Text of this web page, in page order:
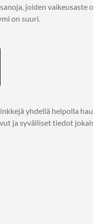
joiden vaikeusaste
on suuri.
yhdellä helpolla
ja syvälliset tiedot